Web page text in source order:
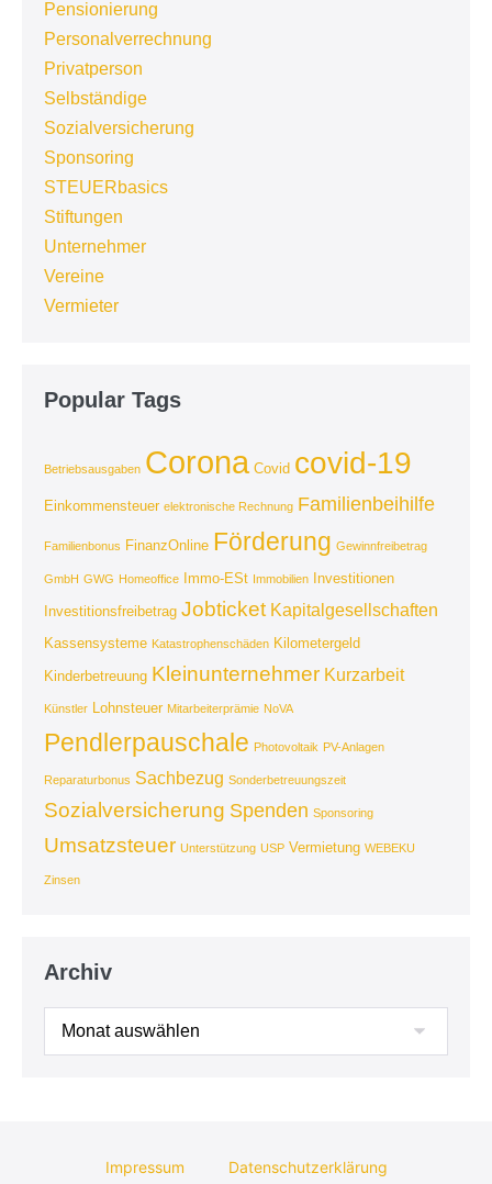
Pensionierung
Personalverrechnung
Privatperson
Selbständige
Sozialversicherung
Sponsoring
STEUERbasics
Stiftungen
Unternehmer
Vereine
Vermieter
Popular Tags
Betriebsausgaben Corona Covid covid-19
Einkommensteuer elektronische Rechnung Familienbeihilfe
Familienbonus FinanzOnline Förderung Gewinnfreibetrag
GmbH GWG Homeoffice Immo-ESt Immobilien
Investitionen
Investitionsfreibetrag Jobticket Kapitalgesellschaften
Kassensysteme Katastrophenschäden Kilometergeld
Kinderbetreuung Kleinunternehmer Kurzarbeit
Künstler Lohnsteuer Mitarbeiterprämie NoVA
Pendlerpauschale Photovoltaik PV-Anlagen
Reparaturbonus Sachbezug Sonderbetreuungszeit
Sozialversicherung Spenden Sponsoring
Umsatzsteuer Unterstützung USP Vermietung WEBEKU
Zinsen
Archiv
Archiv
Impressum Datenschutzerklärung